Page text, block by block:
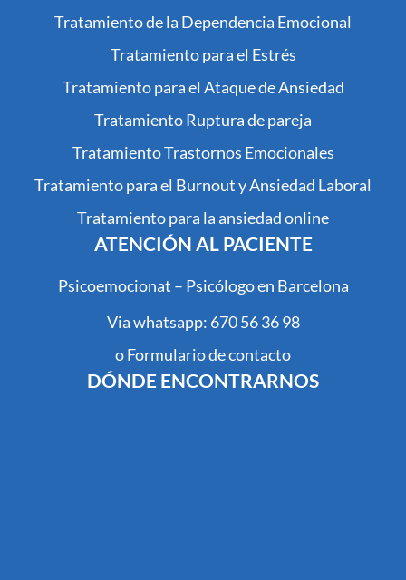
Tratamiento de la Dependencia Emocional
Tratamiento para el Estrés
Tratamiento para el Ataque de Ansiedad
Tratamiento Ruptura de pareja
Tratamiento Trastornos Emocionales
Tratamiento para el Burnout y Ansiedad Laboral
Tratamiento para la ansiedad online
ATENCIÓN AL PACIENTE
Psicoemocionat – Psicólogo en Barcelona
Via whatsapp: 670 56 36 98
o Formulario de contacto
DÓNDE ENCONTRARNOS